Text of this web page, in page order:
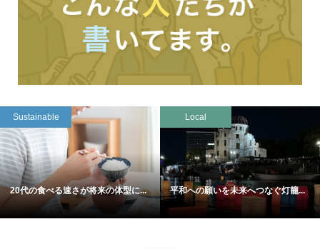
Sustainable
20代の食べる速さが将来の体型に...
Local
平和への願いを未来へつなぐ灯籠...